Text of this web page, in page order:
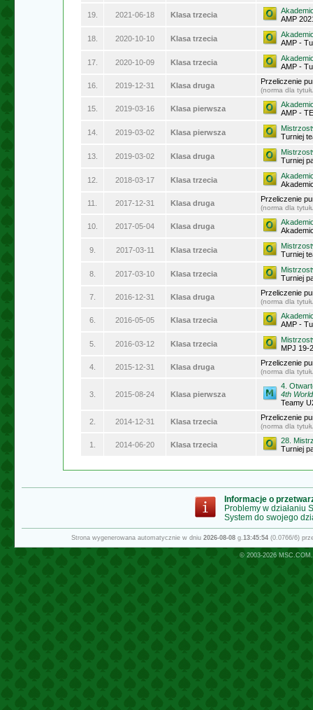
19. 2021-06-18 Klasa trzecia
AMP
18. 2020-10-10 Klasa trzecia
AMP -
17. 2020-10-09 Klasa trzecia
AMP -
16. 2019-12-31 Klasa druga Przeliczenie
(norma dla
15. 2019-03-16 Klasa pierwsza
AMP -
14. 2019-03-02 Klasa pierwsza
Turniej
13. 2019-03-02 Klasa druga
Turniej
12. 2018-03-17 Klasa trzecia
11. 2017-12-31 Klasa druga Przeliczenie
(norma dla
10. 2017-05-04 Klasa druga
9. 2017-03-11 Klasa trzecia
Turniej
8. 2017-03-10 Klasa trzecia
Turniej
7. 2016-12-31 Klasa druga Przeliczenie
(norma dla
6. 2016-05-05 Klasa trzecia
AMP -
5. 2016-03-12 Klasa trzecia
MPJ 19-
4. 2015-12-31 Klasa druga Przeliczenie
(norma dla
3. 2015-08-24 Klasa pierwsza
4.
4th
Teamy
2. 2014-12-31 Klasa trzecia Przeliczenie
(norma dla
1. 2014-06-20 Klasa trzecia
28.
Turniej
Informacje o
Problemy w działaniu
System do swojego
Strona wygenerowana automatycznie w dniu 2026-08-08g.13:45:54(0.0766/6)
© 2003-2026